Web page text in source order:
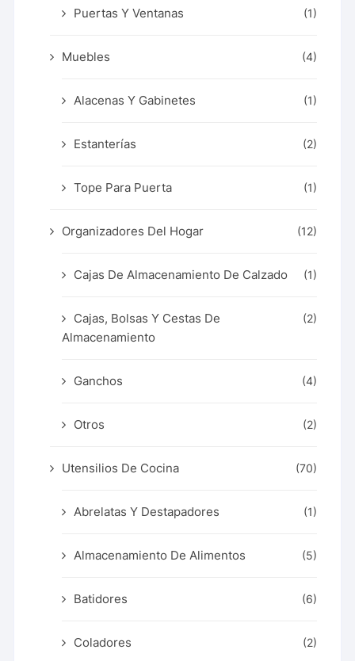
Puertas Y Ventanas (1)
Muebles (4)
Alacenas Y Gabinetes (1)
Estanterías (2)
Tope Para Puerta (1)
Organizadores Del Hogar (12)
Cajas De Almacenamiento De Calzado (1)
Cajas, Bolsas Y Cestas De
Almacenamiento
(2)
Ganchos (4)
Otros (2)
Utensilios De Cocina (70)
Abrelatas Y Destapadores (1)
Almacenamiento De Alimentos (5)
Batidores (6)
Coladores (2)